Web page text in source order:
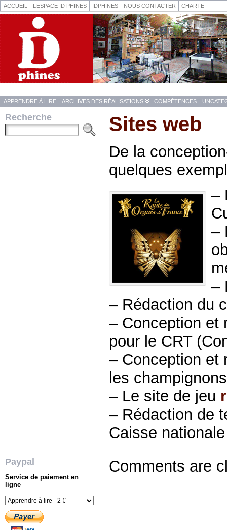
ACCUEIL L’ESPACE ID PHINES IDPHINES NOUS CONTACTER CHARTE
APPRENDRE À LIRE ARCHIVES DES RÉALISATIONS COMPÉTENCES
Recherche
Paypal
Service de paiement en
ligne
Sites web
De la
quelques
–
–
–
– Rédaction du
– Conception et
pour le CRT
– Conception et
les
– Le site de jeu
– Rédaction de
Caisse
Comments are